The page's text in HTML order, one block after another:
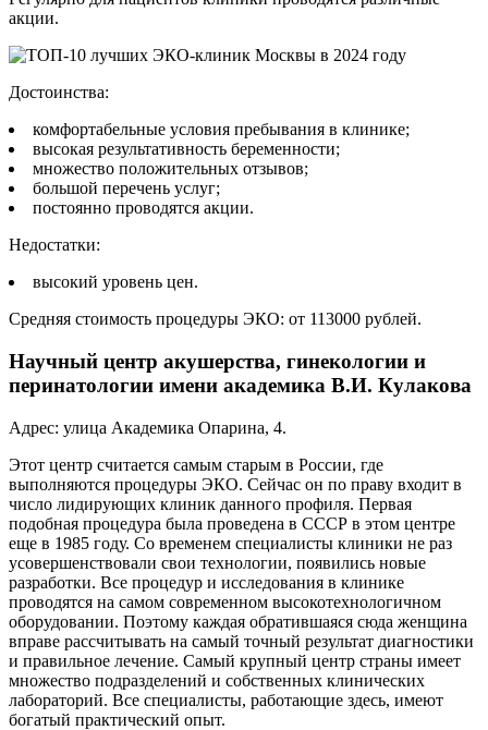
акции.
Достоинства:
комфортабельные условия пребывания в клинике;
высокая результативность беременности;
множество положительных отзывов;
большой перечень услуг;
постоянно проводятся акции.
Недостатки:
высокий уровень цен.
Средняя стоимость процедуры ЭКО: от 113000 рублей.
Научный центр акушерства, гинекологии и
перинатологии имени академика В.И. Кулакова
Адрес: улица Академика Опарина, 4.
Этот центр считается самым старым в России, где
выполняются процедуры ЭКО. Сейчас он по праву входит в
число лидирующих клиник данного профиля. Первая
подобная процедура была проведена в СССР в этом центре
еще в 1985 году. Со временем специалисты клиники не раз
усовершенствовали свои технологии, появились новые
разработки. Все процедур и исследования в клинике
проводятся на самом современном высокотехнологичном
оборудовании. Поэтому каждая обратившаяся сюда женщина
вправе рассчитывать на самый точный результат диагностики
и правильное лечение. Самый крупный центр страны имеет
множество подразделений и собственных клинических
лабораторий. Все специалисты, работающие здесь, имеют
богатый практический опыт.